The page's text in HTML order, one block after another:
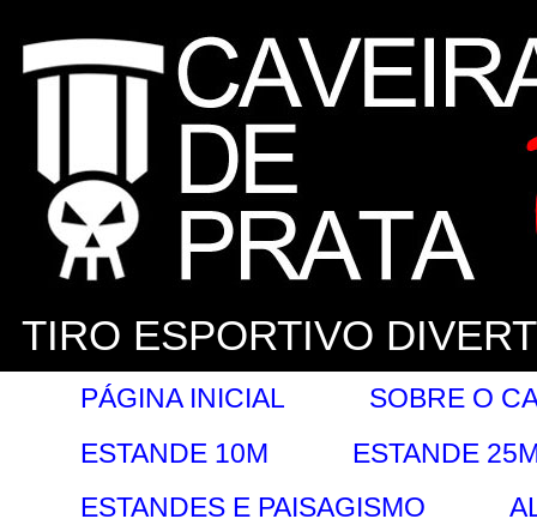
TIRO ESPORTIVO
PÁGINA INICIAL
SOBRE O
ESTANDE 10M
ESTANDE
ESTANDES E PAISAGISMO